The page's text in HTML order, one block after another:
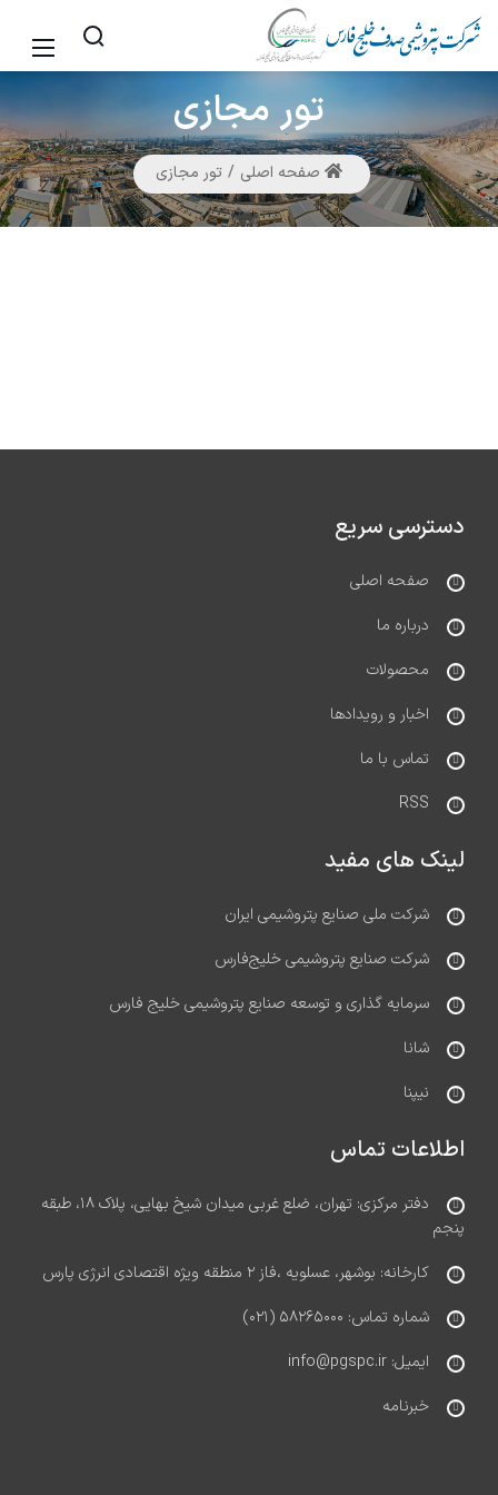
تورمجازی
صفحه اصلی تور مجازی
دسترسی سریع
صفحه اصلی
درباره ما
محصولات
اخبار و رویدادها
تماس با ما
RSS
لینک های مفید
شرکت ملی صنایع پتروشیمی ایران
شرکت صنایع پتروشیمی خلیج‌فارس
سرمایه گذاری و توسعه صنایع پتروشیمی خلیج فارس
شانا
نیپنا
اطلاعات تماس
دفتر مرکزی: تهران، ضلع غربی میدان شیخ بهایی، پلاک ۱۸، طبقه
پنجم
کارخانه: بوشهر، عسلویه ،فاز ۲ منطقه ویژه اقتصادی انرژی پارس
شماره تماس: ۵۸۲۶۵۰۰۰ (۰۲۱)
ایمیل: info@pgspc.ir
خبرنامه